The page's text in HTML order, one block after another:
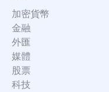
加密貨幣
金融
外匯
媒體
股票
科技